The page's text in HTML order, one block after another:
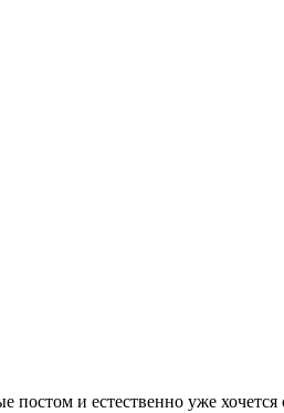
и естественно уже